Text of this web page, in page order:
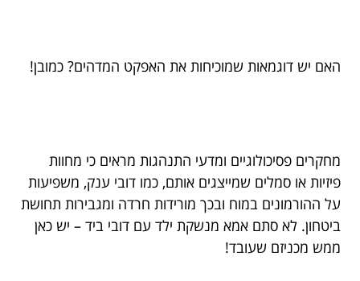
האם יש דוגמאות שמוכיחות את האפקט המדהים? כמובן!
מחקרים פסיכולוגיים ומדעי התנהגות מראים כי מחוות
פיזיות או סמלים שמייצגים אותם, כמו דובי ענק, משפיעות
על ההורמונים במוח ובכך מורידות חרדה ומגבירות תחושת
ביטחון. לא סתם אמא מנשקת ילד עם דובי ביד – יש כאן
ממש מכניזם שעובד!